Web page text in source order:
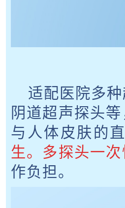
适配医院多种
阴道超声探头
与人体皮肤的
生。多探头一次
作负担。